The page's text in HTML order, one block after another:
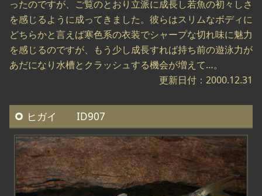
ったのですが、ご覧のとおり立派に成長し若魚の初々しさ
を感じるように成ってきました。彼らはスリムなボディに
どちらかと言えば寒色系の衣装でシャープな切れ味に魅力
を感じるのですが、もう少し成長すれば持ち前の遊泳力が
あだになり水槽とクラッシュする機会が増えて…。
更新日付：2000.12.31
ヒガイ ID907